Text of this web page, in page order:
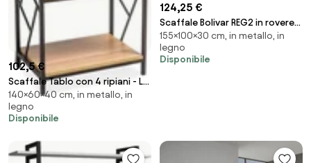
102,5 €
Scaffale Tablo con 4 ripiani - L
60 x L 40 x H 140 cm
140×60×40 cm, in metallo, in
legno
Disponibile
124,25 €
Scaffale Bolivar REG2 in rovere
dorato/nero - H155 cm
155×100×30 cm, in metallo, in
legno
Disponibile